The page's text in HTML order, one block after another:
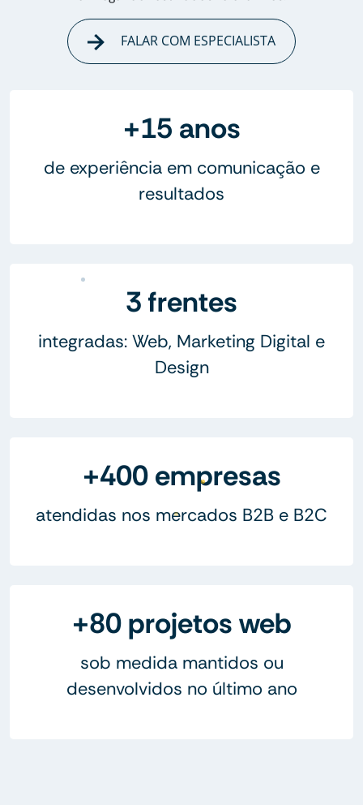
FALAR COM ESPECIALISTA
+15 anos
de experiência em comunicação e
resultados
3 frentes
integradas: Web, Marketing Digital e
Design
+400 empresas
atendidas nos mercados B2B e B2C
+80 projetos web
sob medida mantidos ou
desenvolvidos no último ano